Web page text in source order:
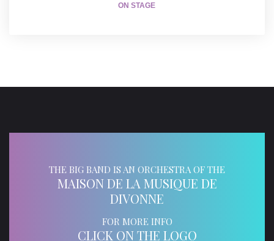
ON STAGE
THE BIG BAND IS AN ORCHESTRA OF THE
MAISON DE LA MUSIQUE DE
DIVONNE
FOR MORE INFO
CLICK ON THE LOGO